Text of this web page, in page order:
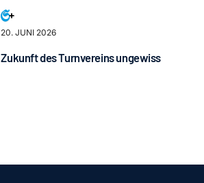
20. JUNI 2026
Zukunft des Turnvereins ungewiss